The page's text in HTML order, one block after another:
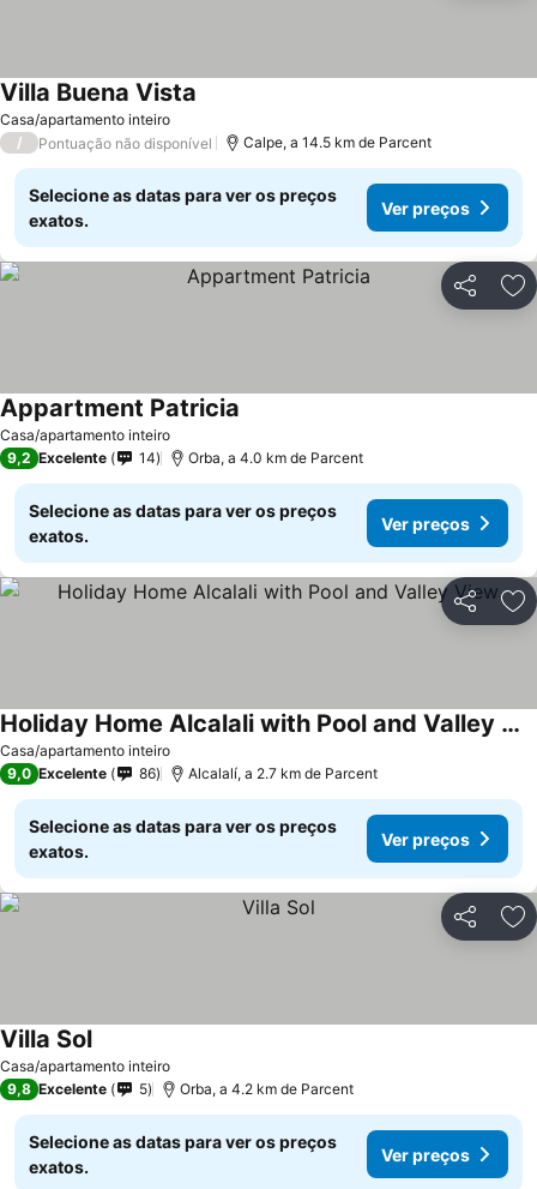
Casa/apartamento inteiro
Villa Buena Vista
/ Pontuação não disponível Calpe, a 14.5 km de Parcent
Selecione as datas para ver os preços
exatos.
Ver preços
Partilhar
Casa/apartamento inteiro
Appartment Patricia
9,2 Excelente 14 Orba, a 4.0 km de Parcent
Selecione as datas para ver os preços
exatos.
Ver preços
Partilhar
Casa/apartamento inteiro
Holiday Home Alcalali with Pool and Valley View
9,0 Excelente 86 Alcalalí, a 2.7 km de Parcent
Selecione as datas para ver os preços
exatos.
Ver preços
Partilhar
Casa/apartamento inteiro
Villa Sol
9,8 Excelente 5 Orba, a 4.2 km de Parcent
Selecione as datas para ver os preços
exatos.
Ver preços